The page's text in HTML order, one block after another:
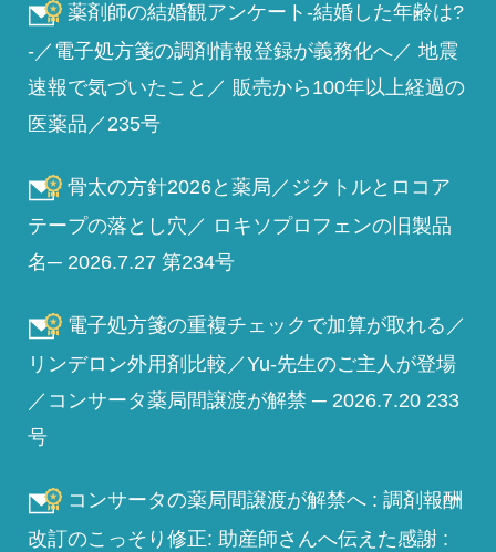
薬剤師の結婚観アンケート-結婚した年齢は?
-／電子処方箋の調剤情報登録が義務化へ／ 地震
速報で気づいたこと／ 販売から100年以上経過の
医薬品／235号
骨太の方針2026と薬局／ジクトルとロコア
テープの落とし穴／ ロキソプロフェンの旧製品
名─ 2026.7.27 第234号
電子処方箋の重複チェックで加算が取れる／
リンデロン外用剤比較／Yu-先生のご主人が登場
／コンサータ薬局間譲渡が解禁 ─ 2026.7.20 233
号
コンサータの薬局間譲渡が解禁へ : 調剤報酬
改訂のこっそり修正: 助産師さんへ伝えた感謝 :